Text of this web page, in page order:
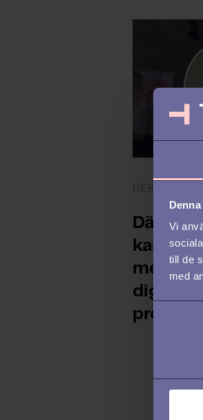
Vi
till de
med
S
Därför